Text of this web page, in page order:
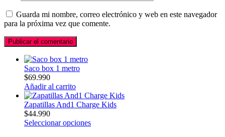
Guarda mi nombre, correo electrónico y web en este navegador
para la próxima vez que comente.
Saco box 1 metro
$69.990
Añadir al carrito
Zapatillas And1 Charge Kids
$44.990
Seleccionar opciones